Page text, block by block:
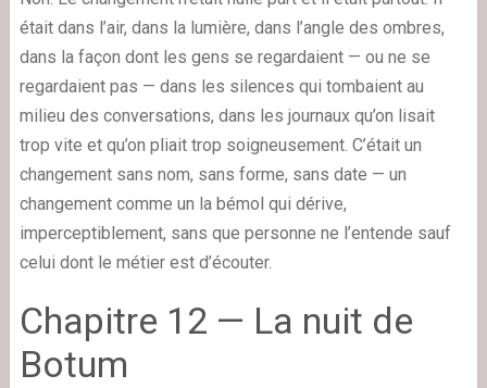
était dans l’air, dans la lumière, dans l’angle des ombres,
dans la façon dont les gens se regardaient — ou ne se
regardaient pas — dans les silences qui tombaient au
milieu des conversations, dans les journaux qu’on lisait
trop vite et qu’on pliait trop soigneusement. C’était un
changement sans nom, sans forme, sans date — un
changement comme un la bémol qui dérive,
imperceptiblement, sans que personne ne l’entende sauf
celui dont le métier est d’écouter.
Chapitre 12 — La nuit de
Botum